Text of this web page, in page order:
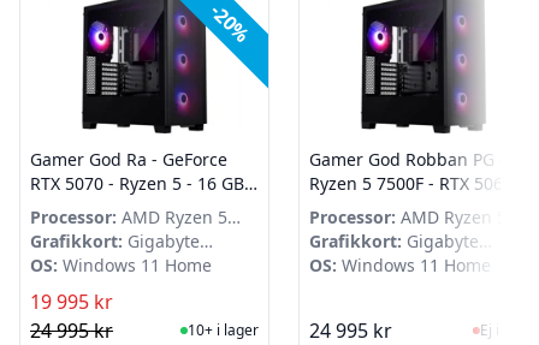
-20%
Gamer God Ra - GeForce
RTX 5070 - Ryzen 5 - 16 GB
DDR5 - 1 TB SSD - Win 11
Home
Processor: AMD Ryzen 5
7600
Grafikkort: Gigabyte
GeForce RTX 5070
WINDFORCE OC
OS: Windows 11 Home
19 995 kr
24 995 kr
I Lager
10+ i lager
Gamer God Robban PG -
Ryzen 5 7500F - RTX 5060 Ti
- 16 GB DDR5 - 1 TB SSD -
WIndows 11 Home
Processor: AMD Ryzen 5
7500F
Grafikkort: Gigabyte
GeForce RTX 5060 Ti
OS: Windows 11 Home
24 995 kr Ej i
Ej i lager